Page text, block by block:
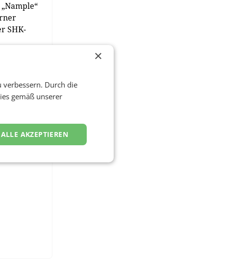
SHK-
eine
Ab dann
×
Durch die
gemäß unserer
ALLE AKZEPTIEREN